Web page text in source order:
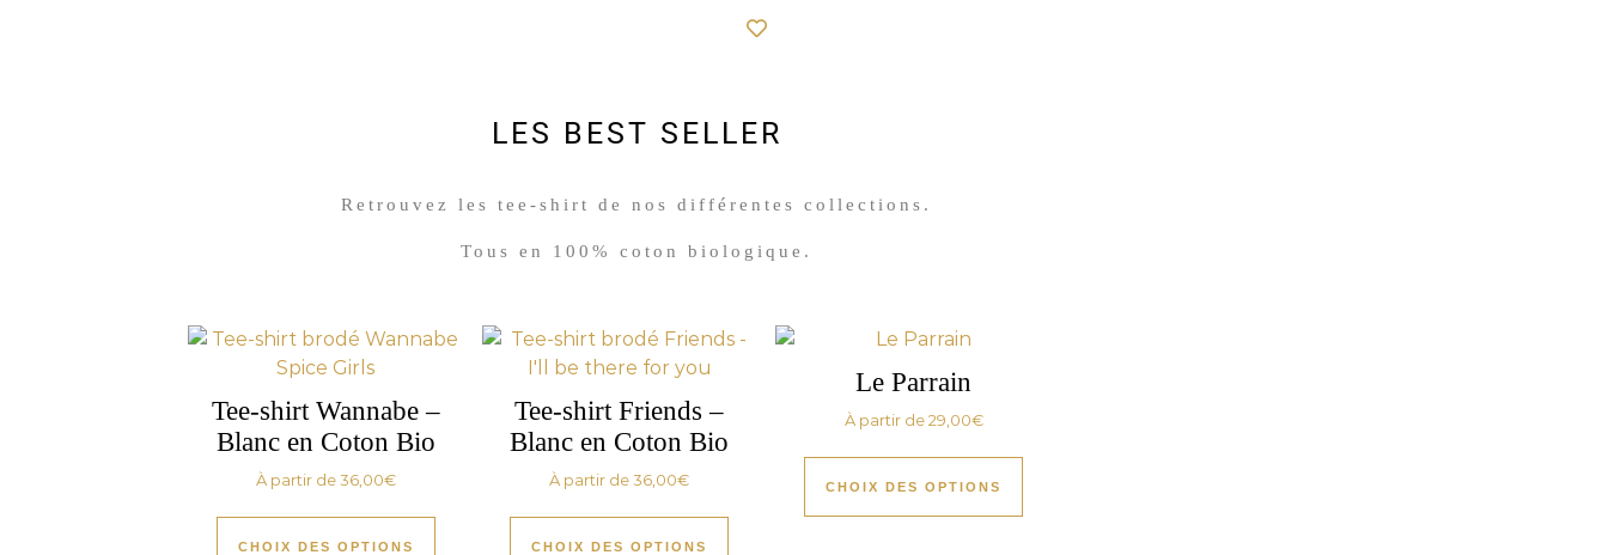
LES BEST SELLER
Retrouvez les tee-shirt de nos différentes collections.
Tous en 100% coton biologique.
Tee-shirt Wannabe –
Blanc en Coton Bio
À partir de36,00€
CHOIX DES OPTIONS
Tee-shirt Friends –
Blanc en Coton Bio
À partir de36,00€
CHOIX DES OPTIONS
Le Parrain
À partir de29,00€
CHOIX DES OPTIONS